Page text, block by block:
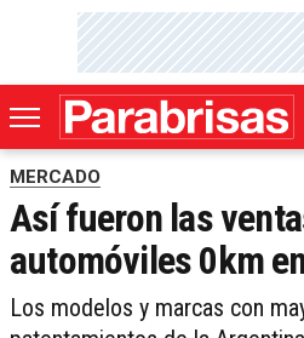
MERCADO
Así fueron las
automóviles 0km
Los modelos y marcas con